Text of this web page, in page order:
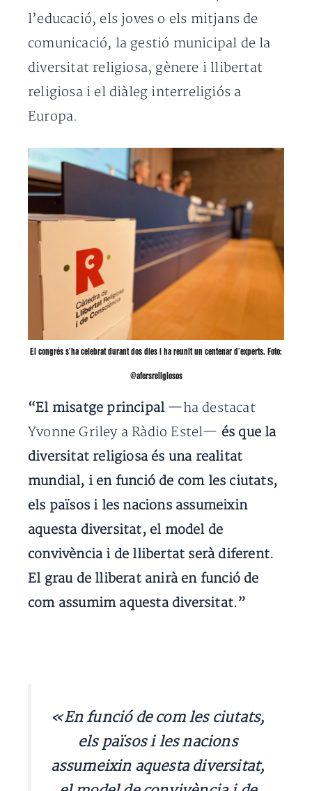
l’educació, els joves o els mitjans de
comunicació, la gestió municipal de la
diversitat religiosa, gènere i llibertat
religiosa i el diàleg interreligiós a
Europa.
El congrés s’ha celebrat durant dos dies i ha reunit un centenar d’experts. Foto:
@afersreligiosos
“El misatge principal —ha destacat
Yvonne Griley a Ràdio Estel— és que la
diversitat religiosa és una realitat
mundial, i en funció de com les ciutats,
els països i les nacions assumeixin
aquesta diversitat, el model de
convivència i de llibertat serà diferent.
El grau de lliberat anirà en funció de
com assumim aquesta diversitat.”
«En funció de com les ciutats,
els països i les nacions
assumeixin aquesta diversitat,